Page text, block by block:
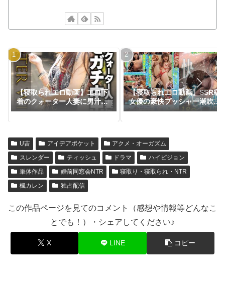
【寝取られエロ動画】エロ下
着のクォーター人妻に男汁を
ガチ中出し
【寝取られエロ動画】SSR級
女優の豪快プッシャー潮吹き
吹けば吹くほど気持ちイイ快
U吉 アイデアポケット
アクメ・オーガズム
スレンダー
ティッシュ ドラマ
ハイビジョン
単体作品
婚前同窓会NTR
寝取り・寝取られ・NTR
楓カレン
独占配信
この作品ページを見てのコメント（感想や情報等どんなこ
とでも！）・シェアしてください♪
X LINE コピー